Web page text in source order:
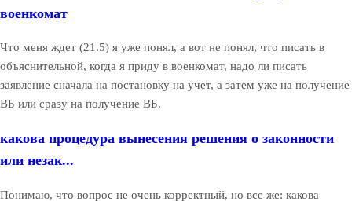
военкомат
Что меня ждет (21.5) я уже понял, а вот не понял, что писать в
объяснительной, когда я приду в военкомат, надо ли писать
заявление сначала на постановку на учет, а затем уже на получение
ВБ или сразу на получение ВБ.
какова процедура вынесения решения о законности
или незак...
Понимаю, что вопрос не очень корректный, но все же: какова